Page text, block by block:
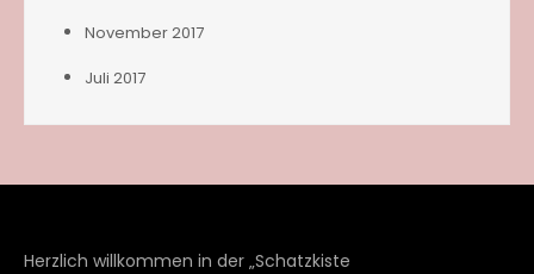
November 2017
Juli 2017
Herzlich willkommen in der „Schatzkiste